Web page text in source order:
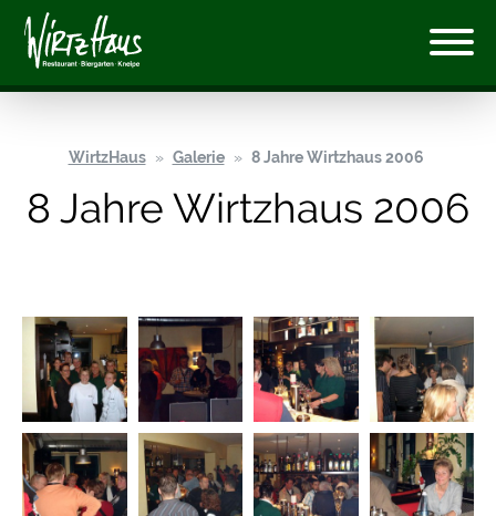
WirtzHaus Galerie 8 Jahre Wirtzhaus 2006
8 Jahre Wirtzhaus 2006